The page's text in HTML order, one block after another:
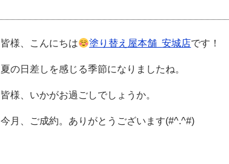
皆様、こんにちは 塗り替え屋本舗安城店です！
夏の日差しを感じる季節になりましたね。
皆様、いかがお過ごしでしょうか。
今月、ご成約。ありがとうございます(#^.^#)